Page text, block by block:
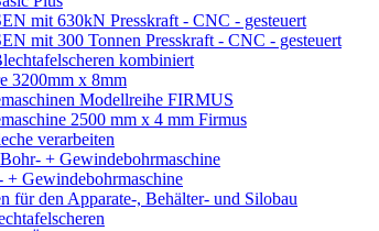
mit 630kN Presskraft - CNC - gesteuert
mit 300 Tonnen Presskraft - CNC - gesteuert
kombiniert
3200mm x 8mm
Modellreihe FIRMUS
2500 mm x 4 mm Firmus
verarbeiten
+ Gewindebohrmaschine
Gewindebohrmaschine
für den Apparate-, Behälter- und Silobau